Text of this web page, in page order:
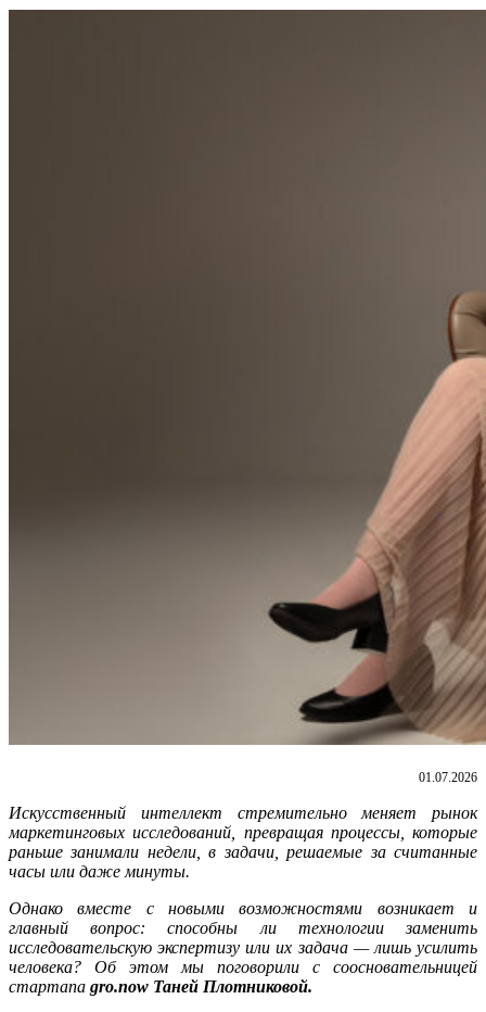
01.07.2026
Искусственный интеллект стремительно меняет рынок
маркетинговых исследований, превращая процессы, которые
раньше занимали недели, в задачи, решаемые за считанные
часы или даже минуты.
Однако вместе с новыми возможностями возникает и
главный вопрос: способны ли технологии заменить
исследовательскую экспертизу или их задача — лишь усилить
человека? Об этом мы поговорили с соосновательницей
стартапа gro.now Таней Плотниковой.